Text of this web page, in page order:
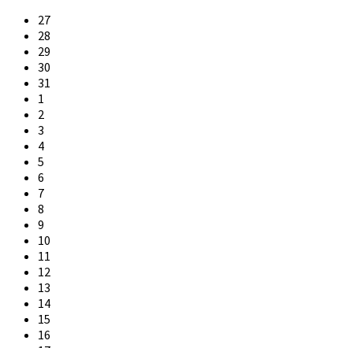
Skip
calendar
days
27
28
29
30
31
1
2
3
4
5
6
7
8
9
10
11
12
13
14
15
16